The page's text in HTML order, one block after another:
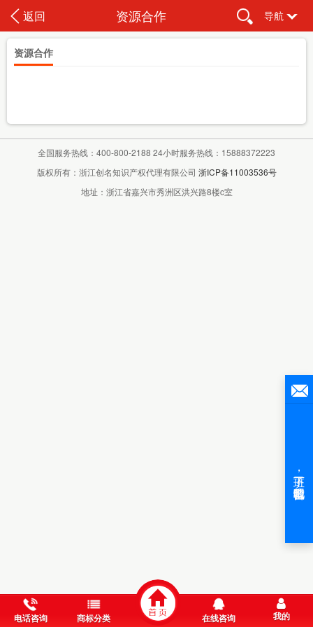
返回 资源合作 导航
资源合作
全国服务热线：400-800-2188 24小时服务热线：15888372223
版权所有：浙江创名知识产权代理有限公司 浙ICP备11003536号
地址：浙江省嘉兴市秀洲区洪兴路8楼c室
电话咨询 商标分类 在线咨询 我的